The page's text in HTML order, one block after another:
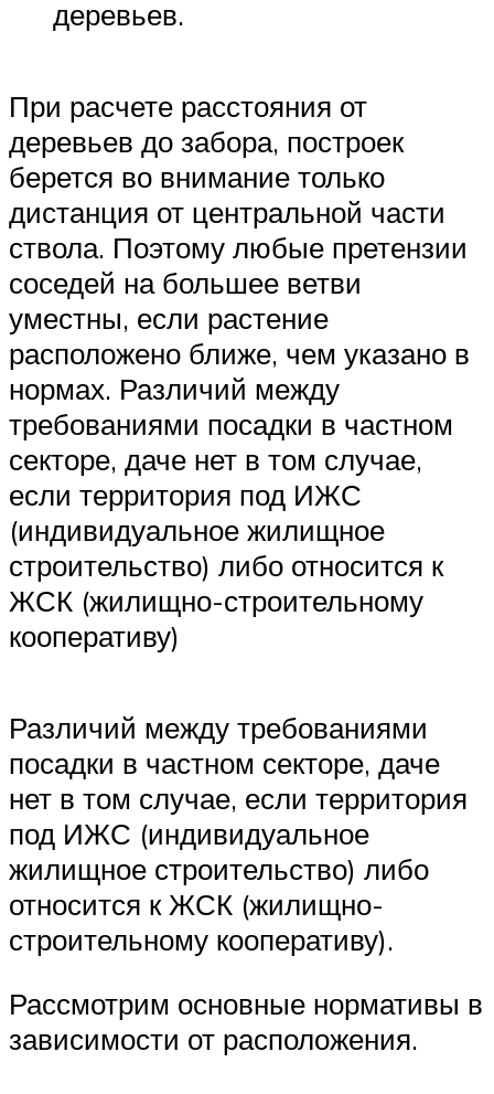
деревьев.
При расчете расстояния от
деревьев до забора, построек
берется во внимание только
дистанция от центральной части
ствола. Поэтому любые претензии
соседей на большее ветви
уместны, если растение
расположено ближе, чем указано в
нормах. Различий между
требованиями посадки в частном
секторе, даче нет в том случае,
если территория под ИЖС
(индивидуальное жилищное
строительство) либо относится к
ЖСК (жилищно-строительному
кооперативу)
Различий между требованиями
посадки в частном секторе, даче
нет в том случае, если территория
под ИЖС (индивидуальное
жилищное строительство) либо
относится к ЖСК (жилищно-
строительному кооперативу).
Рассмотрим основные нормативы в
зависимости от расположения.